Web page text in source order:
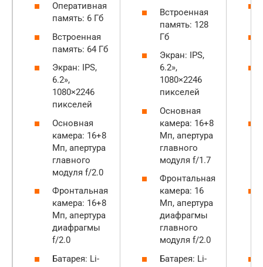
Оперативная
память: 6 Гб
Встроенная
память: 64 Гб
Экран: IPS,
6.2»,
1080×2246
пикселей
Основная
камера: 16+8
Мп, апертура
главного
модуля f/2.0
Фронтальная
камера: 16+8
Мп, апертура
диафрагмы
f/2.0
Батарея: Li-
Встроенная
память: 128
Гб
Экран: IPS,
6.2»,
1080×2246
пикселей
Основная
камера: 16+8
Мп, апертура
главного
модуля f/1.7
Фронтальная
камера: 16
Мп, апертура
диафрагмы
главного
модуля f/2.0
Батарея: Li-